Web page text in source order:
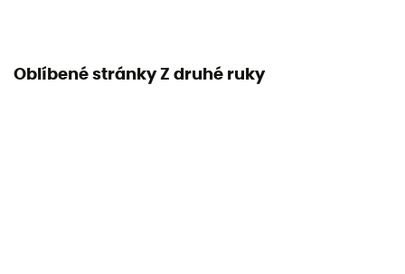
Oblíbené stránky Z druhé ruky